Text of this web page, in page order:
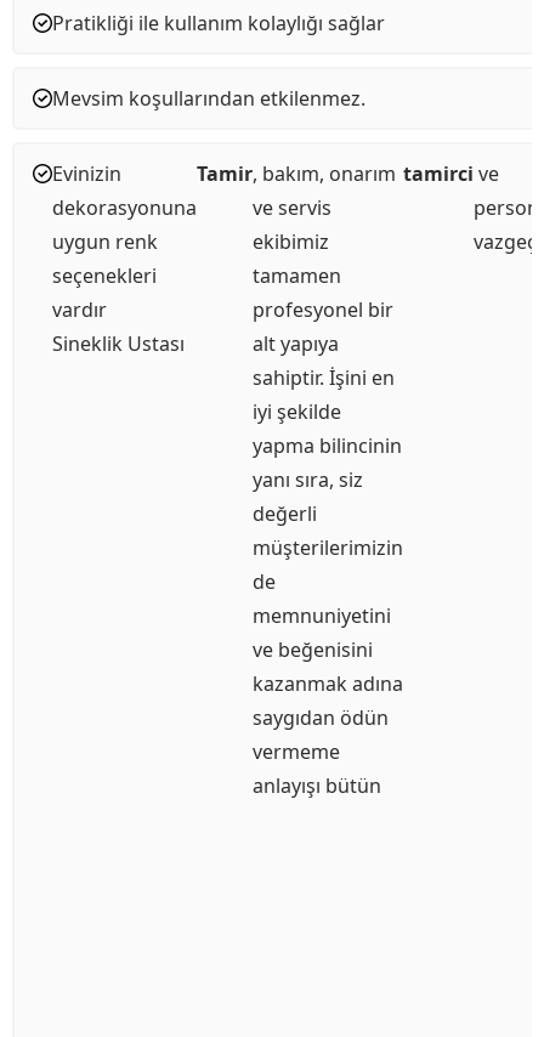
Pratikliği ile kullanım kolaylığı sağlar
Mevsim koşullarından etkilenmez.
Evinizin
dekorasyonuna
uygun renk
seçenekleri
vardır
Sineklik Ustası
Tamir, bakım, onarım
ve servis
ekibimiz
tamamen
profesyonel bir
alt yapıya
sahiptir. İşini en
iyi şekilde
yapma bilincinin
yanı sıra, siz
değerli
müşterilerimizin
de
memnuniyetini
ve beğenisini
kazanmak adına
saygıdan ödün
vermeme
anlayışı bütün
tamirci ve